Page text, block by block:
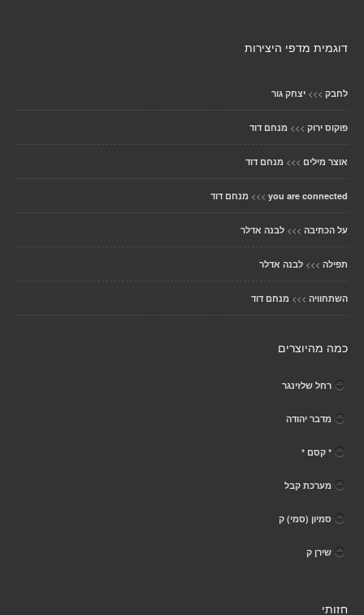
דוגמית מדפי היצירות
לחבק >>> יצחק גור
פוקוס ירוק >>> מנחם דוד
אוצר מילים >>> מנחם דוד
you are connected
>>> מנחם דוד
על הכתיבה >>> לבנה אדלר
תפילה >>> לבנה אדלר
השתחוויה >>> מנחם דוד
כמה מהיוצרים
רחל שלזינגר
מדבר יהודה
* קסם *
מערכת קבל
סמיון (סמי) ק
שירן ק
חזותי